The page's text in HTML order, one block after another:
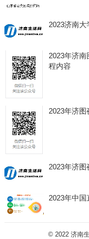
2023济南
2023年济
程内容
2023年济
2023年济
2023年中
© 2022济南